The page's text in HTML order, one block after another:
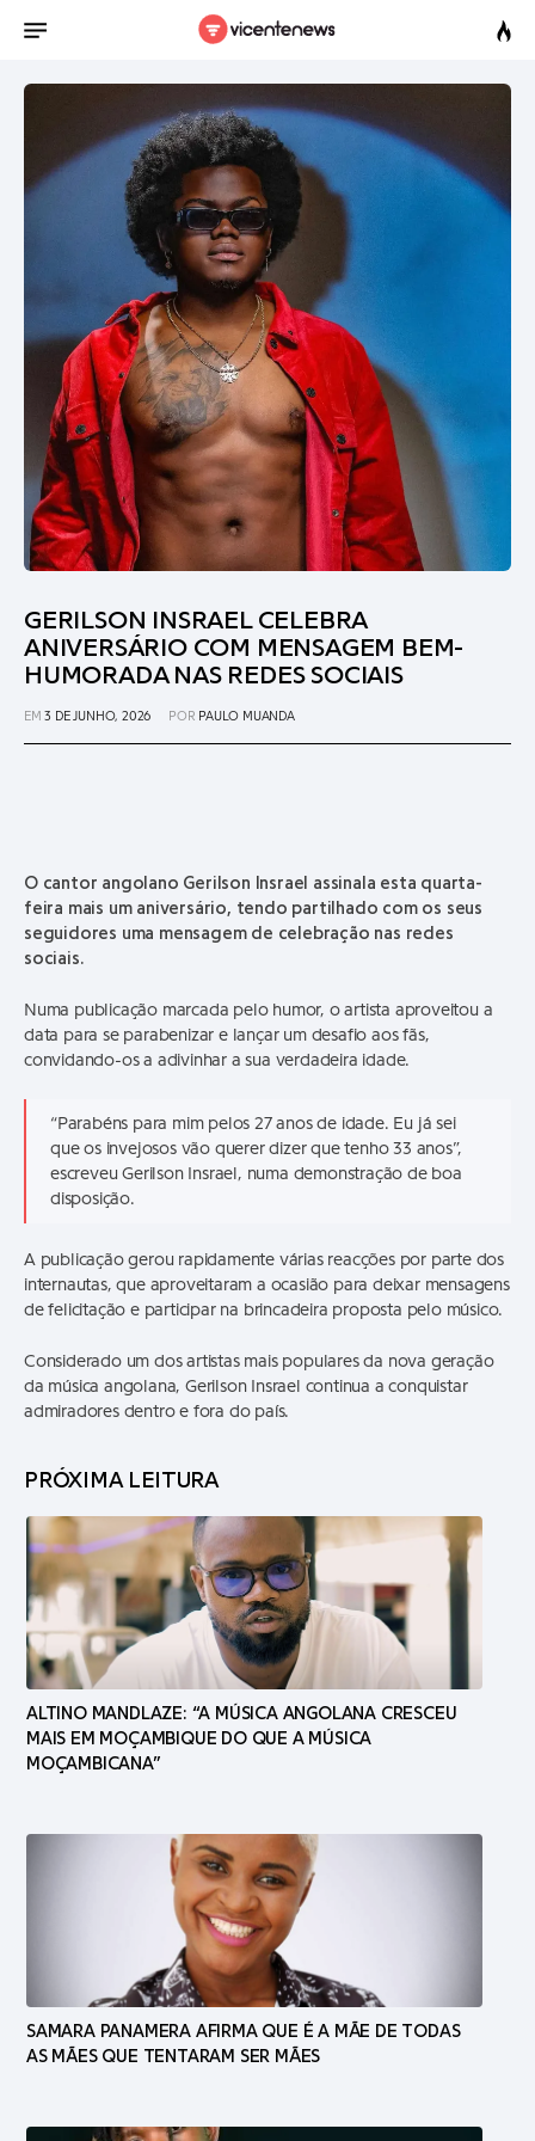
GERILSON INSRAEL CELEBRA
ANIVERSÁRIO COM MENSAGEM BEM-
HUMORADA NAS REDES SOCIAIS
EM3 DE JUNHO, 2026 POR PAULO MUANDA
O cantor angolano Gerilson Insrael assinala esta quarta-
feira mais um aniversário, tendo partilhado com os seus
seguidores uma mensagem de celebração nas redes
sociais.
Numa publicação marcada pelo humor, o artista aproveitou a
data para se parabenizar e lançar um desafio aos fãs,
convidando-os a adivinhar a sua verdadeira idade.
“Parabéns para mim pelos 27 anos de idade. Eu já sei
que os invejosos vão querer dizer que tenho 33 anos”,
escreveu Gerilson Insrael, numa demonstração de boa
disposição.
A publicação gerou rapidamente várias reacções por parte dos
internautas, que aproveitaram a ocasião para deixar mensagens
de felicitação e participar na brincadeira proposta pelo músico.
Considerado um dos artistas mais populares da nova geração
da música angolana, Gerilson Insrael continua a conquistar
admiradores dentro e fora do país.
PRÓXIMA LEITURA
ALTINO MANDLAZE: “A MÚSICA ANGOLANA CRESCEU
MAIS EM MOÇAMBIQUE DO QUE A MÚSICA
MOÇAMBICANA”
SAMARA PANAMERA AFIRMA QUE É A MÃE DE TODAS
AS MÃES QUE TENTARAM SER MÃES